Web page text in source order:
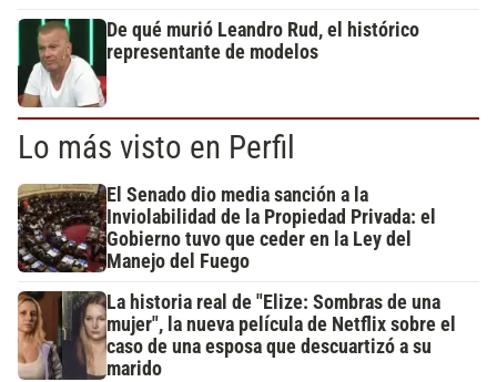
De qué murió Leandro Rud, el histórico
representante de modelos
Lo más visto en Perfil
El Senado dio media sanción a la
Inviolabilidad de la Propiedad Privada: el
Gobierno tuvo que ceder en la Ley del
Manejo del Fuego
La historia real de "Elize: Sombras de una
mujer", la nueva película de Netflix sobre el
caso de una esposa que descuartizó a su
marido